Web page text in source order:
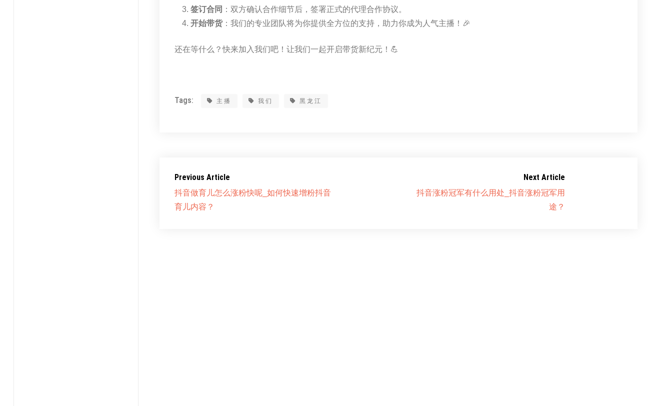
签订合同 ：双方确认合作细节后，签署正式的代理合作协议。
开始带货 ：我们的专业团队将为你提供全方位的支持，助力你成为人气主播！🎉
还在等什么？快来加入我们吧！让我们一起开启带货新纪元！💪
Tags: 主播 我们 黑龙江
Previous Article
抖音做育儿怎么涨粉快呢_如何快速增粉抖音
育儿内容？
Next Article
抖音涨粉冠军有什么用处_抖音涨粉冠军用
途？